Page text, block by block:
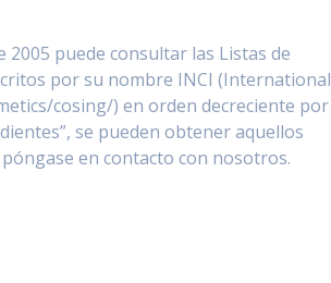
2005 puede consultar las Listas de
por su nombre INCI (International
cosing/) en orden decreciente por
se pueden obtener aquellos
en contacto con nosotros.